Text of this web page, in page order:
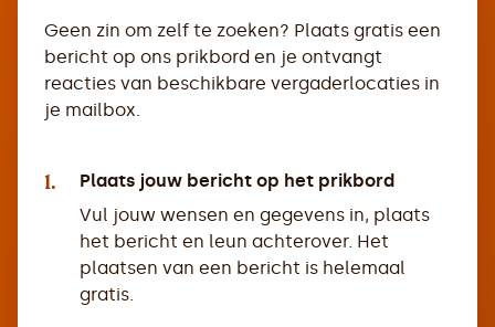
Geen zin om zelf te zoeken? Plaats gratis een
bericht op ons prikbord en je ontvangt
reacties van beschikbare vergaderlocaties in
je mailbox.
1.
Plaats jouw bericht op het prikbord
Vul jouw wensen en gegevens in, plaats
het bericht en leun achterover. Het
plaatsen van een bericht is helemaal
gratis.